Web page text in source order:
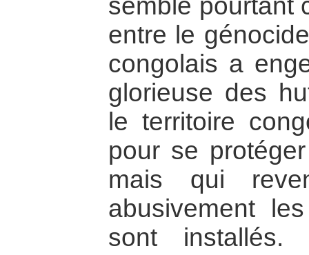
semble pourtant
entre le
congolais a
glorieuse des
le territoire
pour se
mais qui
abusivement
sont installés.